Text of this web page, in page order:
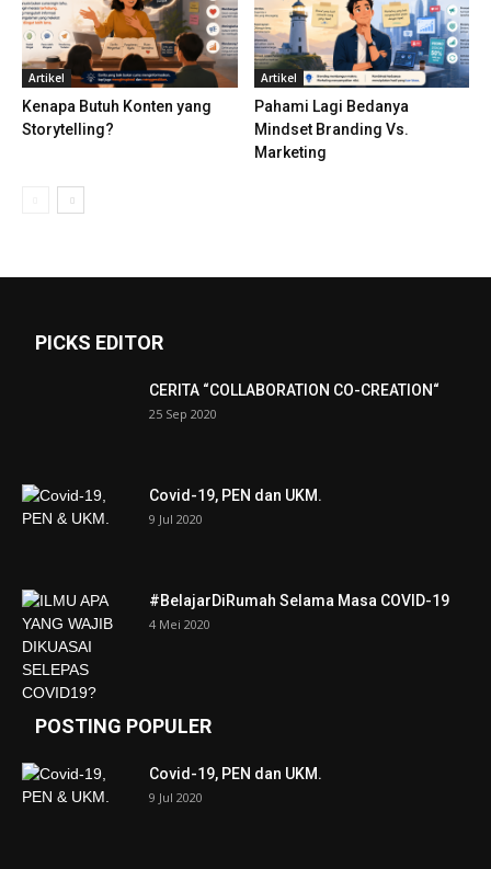
Artikel
Kenapa Butuh Konten yang
Storytelling?
Artikel
Pahami Lagi Bedanya
Mindset Branding Vs.
Marketing
PICKS EDITOR
CERITA “COLLABORATION CO-CREATION“
25 Sep 2020
Covid-19, PEN dan UKM.
9 Jul 2020
#BelajarDiRumah Selama Masa COVID-19
4 Mei 2020
POSTING POPULER
Covid-19, PEN dan UKM.
9 Jul 2020